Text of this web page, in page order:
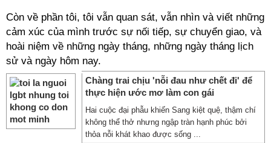
Còn về phần tôi, tôi vẫn quan sát, vẫn nhìn và viết những
cảm xúc của mình trước sự nối tiếp, sự chuyển giao, và
hoài niệm về những ngày tháng, những ngày tháng lịch
sử và ngày hôm nay.
Chàng trai chịu 'nỗi đau như chết đi' để
thực hiện ước mơ làm con gái
Hai cuộc đại phẫu khiến Sang kiệt quệ, thậm chí
không thể thở nhưng ngập tràn hạnh phúc bởi
thỏa nỗi khát khao được sống ...